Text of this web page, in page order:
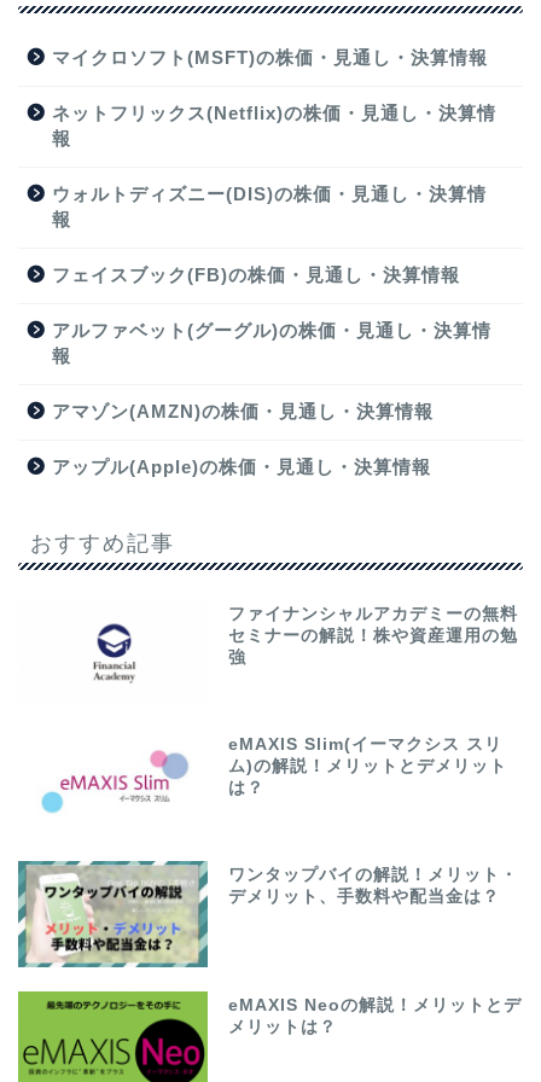
マイクロソフト(MSFT)の株価・見通し・決算情報
ネットフリックス(Netflix)の株価・見通し・決算情
報
ウォルトディズニー(DIS)の株価・見通し・決算情
報
フェイスブック(FB)の株価・見通し・決算情報
アルファベット(グーグル)の株価・見通し・決算情
報
アマゾン(AMZN)の株価・見通し・決算情報
アップル(Apple)の株価・見通し・決算情報
おすすめ記事
ファイナンシャルアカデミーの無料
セミナーの解説！株や資産運用の勉
強
eMAXIS Slim(イーマクシス スリ
ム)の解説！メリットとデメリット
は？
ワンタップバイの解説！メリット・
デメリット、手数料や配当金は？
eMAXIS Neoの解説！メリットとデ
メリットは？